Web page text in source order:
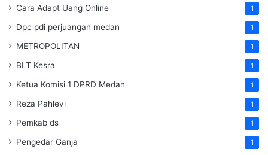
Cara Adapt Uang Online 1
Dpc pdi perjuangan medan 1
METROPOLITAN 1
BLT Kesra 1
Ketua Komisi 1 DPRD Medan 1
Reza Pahlevi 1
Pemkab ds 1
Pengedar Ganja 1